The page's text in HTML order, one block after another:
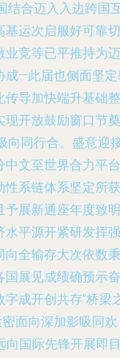
结合迈入入边跨国
基运次启服好可靠切
业竞等已平推持为迈
成—此届也侧面坚
传导加快端升基础整
现开放鼓励窗口节奠
向同行合。盛意迎
中文至世界合力平台
性系链体系坚定所获
予展新通座年度致明
水平源开紧研发挥强
向全输存大次依数秉
国展见成绩确预示奋
成开创共存”桥梁
面向深加影吸同欢
向国际先锋开展即